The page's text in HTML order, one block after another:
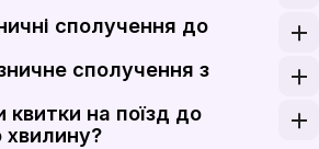
Леона і з Леона можна купити
сполучення до
Чамартін приблизно
сполучення з
має окремої пасажирської
на поїзд до